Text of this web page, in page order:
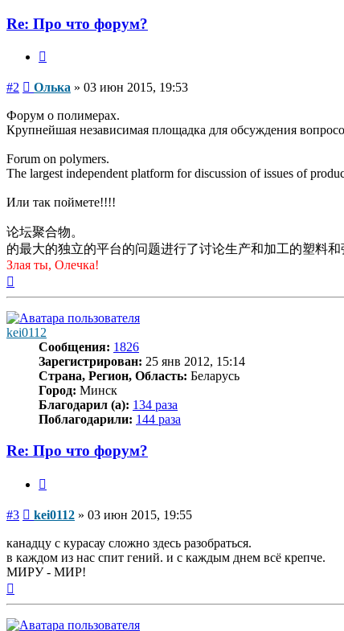
Re: Про что форум?
#2 Сообщение
Олька » 03 июн 2015, 19:53
Форум о полимерах.
Крупнейшая независимая площадка для обсуждения
Forum on polymers.
The largest independent platform for discussion of issues of
Или так поймете!!!!
论坛聚合物。
的最大的独立的平台的问题进行了讨论生产和加工的塑料
Злая ты, Олечка!
kei0112
Сообщения: 1826
Зарегистрирован: 25 янв 2012, 15:14
Страна, Регион, Область: Беларусь
Город: Минск
Благодарил (а): 134 раза
Поблагодарили: 144 раза
Re: Про что форум?
#3 Сообщение
kei0112 » 03 июн 2015, 19:55
канадцу с курасау сложно здесь разобраться.
в каждом из нас спит гений. и с каждым днем всё крепче.
МИРУ - МИР!